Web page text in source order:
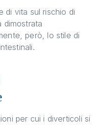
di vita sul rischio di
dimostrata
però, lo stile di
per cui i diverticoli si